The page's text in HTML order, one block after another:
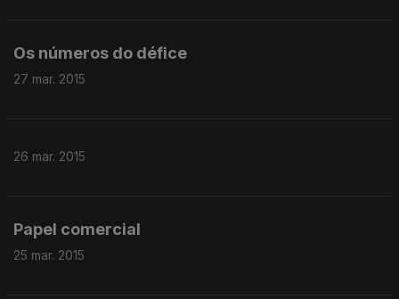
Os números do défice
27 mar. 2015
26 mar. 2015
Papel comercial
25 mar. 2015